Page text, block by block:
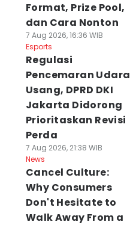
Format, Prize Pool,
dan Cara Nonton
7 Aug 2026, 16:36 WIB
Esports
Regulasi
Pencemaran Udara
Usang, DPRD DKI
Jakarta Didorong
Prioritaskan Revisi
Perda
7 Aug 2026, 21:38 WIB
News
Cancel Culture:
Why Consumers
Don't Hesitate to
Walk Away From a